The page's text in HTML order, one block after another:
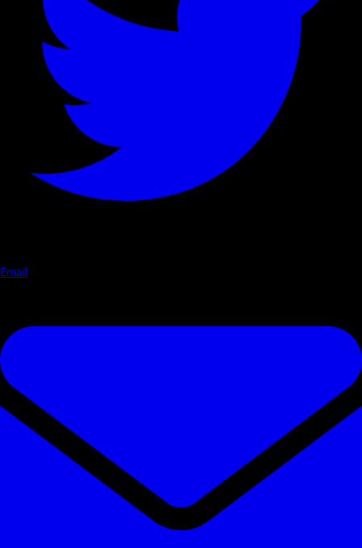
Email